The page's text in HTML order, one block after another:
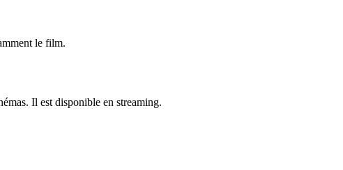
le film.
Il est disponible en streaming.